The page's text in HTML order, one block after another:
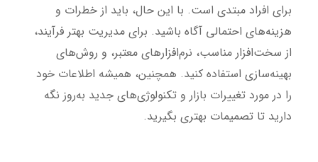
برای افراد مبتدی است. با این حال، باید از خطرات و
هزینه‌های احتمالی آگاه باشید. برای مدیریت بهتر فرآیند،
از سخت‌افزار مناسب، نرم‌افزارهای معتبر، و روش‌های
بهینه‌سازی استفاده کنید. همچنین، همیشه اطلاعات خود
را در مورد تغییرات بازار و تکنولوژی‌های جدید به‌روز نگه
دارید تا تصمیمات بهتری بگیرید.